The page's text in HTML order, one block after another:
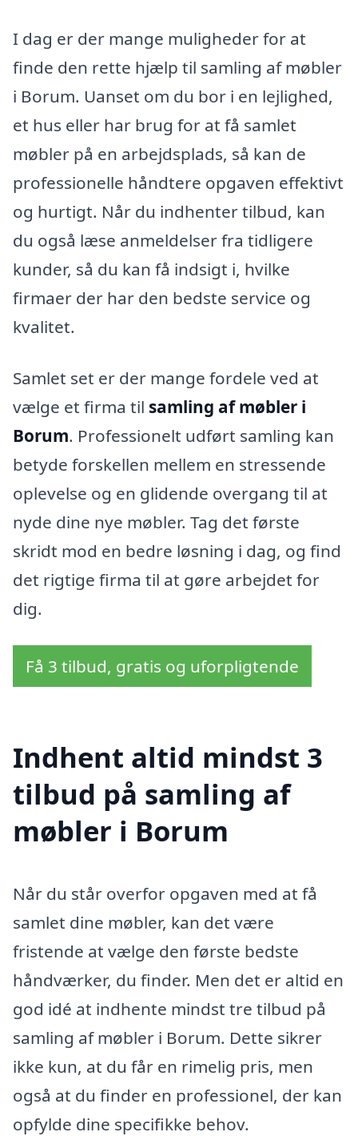
I dag er der mange muligheder for at
finde den rette hjælp til samling af møbler
i Borum. Uanset om du bor i en lejlighed,
et hus eller har brug for at få samlet
møbler på en arbejdsplads, så kan de
professionelle håndtere opgaven effektivt
og hurtigt. Når du indhenter tilbud, kan
du også læse anmeldelser fra tidligere
kunder, så du kan få indsigt i, hvilke
firmaer der har den bedste service og
kvalitet.
Samlet set er der mange fordele ved at
vælge et firma til samling af møbler i
Borum. Professionelt udført samling kan
betyde forskellen mellem en stressende
oplevelse og en glidende overgang til at
nyde dine nye møbler. Tag det første
skridt mod en bedre løsning i dag, og find
det rigtige firma til at gøre arbejdet for
dig.
Få 3 tilbud, gratis og uforpligtende
Indhent altid mindst 3
tilbud på samling af
møbler i Borum
Når du står overfor opgaven med at få
samlet dine møbler, kan det være
fristende at vælge den første bedste
håndværker, du finder. Men det er altid en
god idé at indhente mindst tre tilbud på
samling af møbler i Borum. Dette sikrer
ikke kun, at du får en rimelig pris, men
også at du finder en professionel, der kan
opfylde dine specifikke behov.